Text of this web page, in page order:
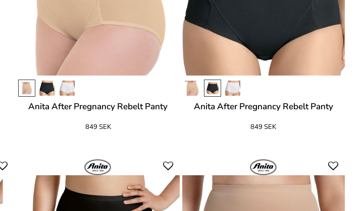
Anita After Pregnancy Rebelt Panty
849 SEK
Anita After Pregnancy Rebelt Panty
849 SEK